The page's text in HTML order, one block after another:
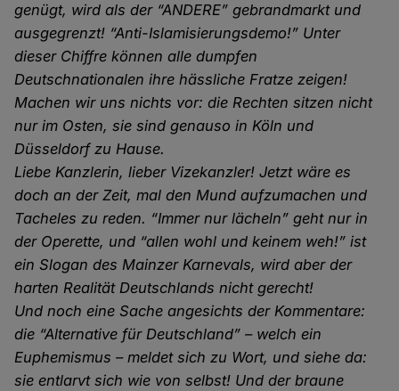
genügt, wird als der “ANDERE” gebrandmarkt und
ausgegrenzt! “Anti-Islamisierungsdemo!” Unter
dieser Chiffre können alle dumpfen
Deutschnationalen ihre hässliche Fratze zeigen!
Machen wir uns nichts vor: die Rechten sitzen nicht
nur im Osten, sie sind genauso in Köln und
Düsseldorf zu Hause.
Liebe Kanzlerin, lieber Vizekanzler! Jetzt wäre es
doch an der Zeit, mal den Mund aufzumachen und
Tacheles zu reden. “Immer nur lächeln” geht nur in
der Operette, und “allen wohl und keinem weh!” ist
ein Slogan des Mainzer Karnevals, wird aber der
harten Realität Deutschlands nicht gerecht!
Und noch eine Sache angesichts der Kommentare:
die “Alternative für Deutschland” – welch ein
Euphemismus – meldet sich zu Wort, und siehe da:
sie entlarvt sich wie von selbst! Und der braune